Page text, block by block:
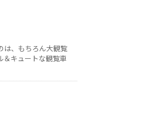
は、もちろん大観覧
＆キュートな観覧車